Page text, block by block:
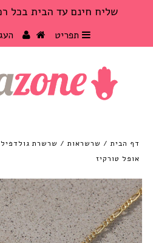
שליח חינם עד הבית בכל רכישה
תפריט
דף הבית / שרשראות / שרשרת
אופל טורקיז
{{currency}}{{discount}} undefined
Cart